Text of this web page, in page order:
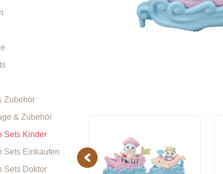
Zubehör
& Zubehör
Sets Kinder
Sets Einkaufen
Sets Doktor
Previous